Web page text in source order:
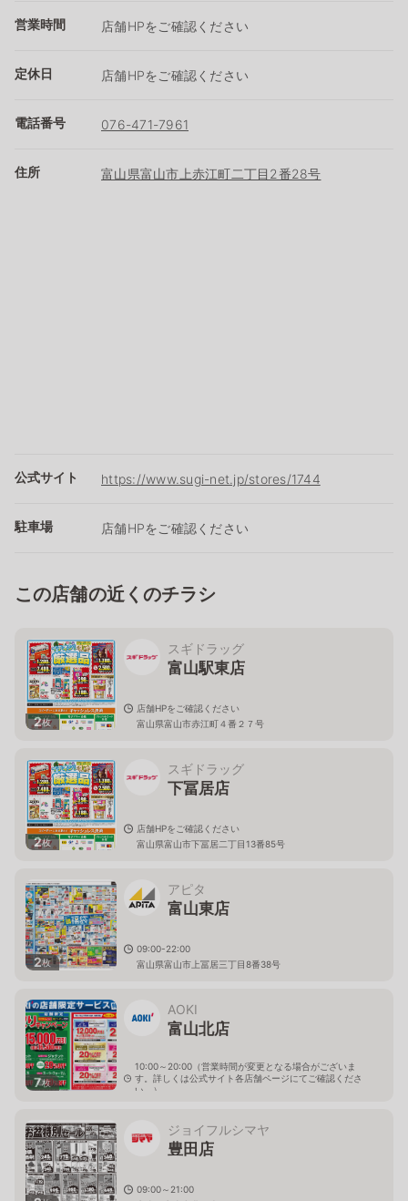
営業時間 店舗HPをご確認ください
定休日 店舗HPをご確認ください
電話番号 076-471-7961
住所 富山県富山市上赤江町二丁目2番28号
公式サイト https://www.sugi-net.jp/stores/1744
駐車場 店舗HPをご確認ください
この店舗の近くのチラシ
2枚
スギドラッグ
富山駅東店
店舗HPをご確認ください
富山県富山市赤江町４番２７号
2枚
スギドラッグ
下冨居店
店舗HPをご確認ください
富山県富山市下冨居二丁目13番85号
2枚
アピタ
富山東店
09:00-22:00
富山県富山市上冨居三丁目8番38号
7枚
AOKI
富山北店
10:00～20:00（営業時間が変更となる場合がございま
す。詳しくは公式サイト各店舗ページにてご確認くださ
い。）
ジョイフルシマヤ
豊田店
09:00～21:00